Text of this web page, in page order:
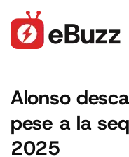
Alonso
pese a la
2025